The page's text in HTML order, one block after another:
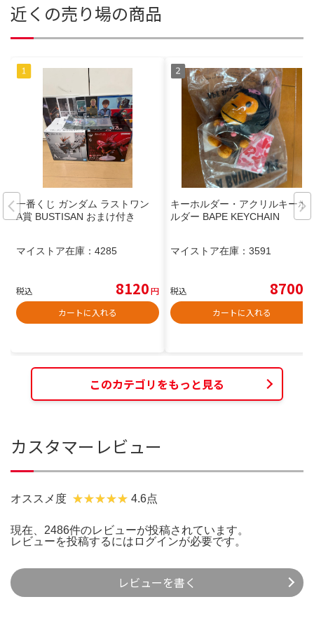
近くの売り場の商品
一番くじ ガンダム ラストワン
A賞 BUSTISAN おまけ付き
マイストア在庫： 4285
税込 8120円
カートに入れる
キーホルダー・アクリルキーホ
ルダー BAPE KEYCHAIN
マイストア在庫： 3591
税込 8700
カートに入れる
このカテゴリをもっと見る
カスタマーレビュー
オススメ度 4.6点
現在、2486件のレビューが投稿されています。
レビューを投稿するには ログインが必要です。
レビューを書く